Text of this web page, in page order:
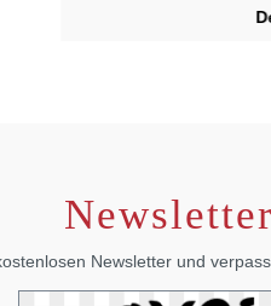
Newsletter und